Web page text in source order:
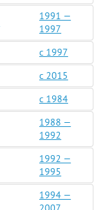
1991 —
1997
c 1997
c 2015
c 1984
1988 —
1992
1992 —
1995
1994 —